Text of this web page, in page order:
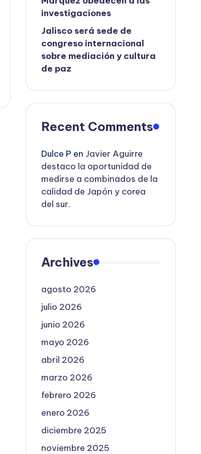
investigaciones
Jalisco será sede de
congreso internacional
sobre mediación y cultura
de paz
Recent Comments
Dulce P en Javier Aguirre
destaco la oportunidad de
medirse a combinados de la
calidad de Japón y corea
del sur.
Archives
agosto 2026
julio 2026
junio 2026
mayo 2026
abril 2026
marzo 2026
febrero 2026
enero 2026
diciembre 2025
noviembre 2025